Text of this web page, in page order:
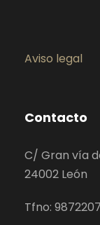
Aviso legal
Contacto
C/ Gran vía
24002 León
Tfno: